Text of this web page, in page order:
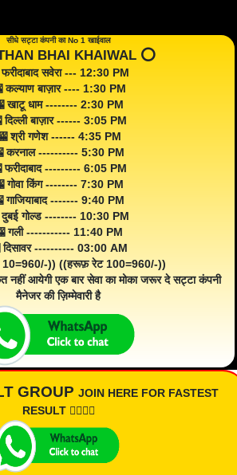
सीधे सट्टा कंपनी का No 1 खाईवाल
BHAI KHAIWAL ⭕️
सवेरा --- 12:30 PM
कल्याण बाज़ार ---- 1:30 PM
खाटू धाम -------- 2:30 PM
दिल्ली बाज़ार ------ 3:05 PM
श्री गणेश ------ 4:35 PM
करनाल ---------- 5:30 PM
फरीदाबाद --------- 6:05 PM
गोवा किंग -------- 7:30 PM
गाजियाबाद ------- 9:40 PM
गोल्ड -------- 10:30 PM
गली ----------- 11:40 PM
दिसावर ---------- 03:00 AM
10=960/-)) ((हरूफ़ रेट 100=960/-))
नहीं आयेगी एक बार सेवा का मोका जरूर दे सट्टा कंपनी
मैनेजर की ज़िम्मेवारी है
GROUP JOIN HERE FOR FASTEST
RESULT 👇🏾👇🏾